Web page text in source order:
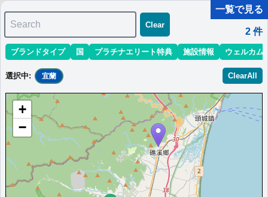
マリオット最新情報ホテル情報(アジア)ホテル特典攻略
1 - 2 件 / 全 2 件
並び替え: 最低価格目安 開業時期 エリア 地域
フォーポイントバイシェラトン・宜蘭礁溪
イーランに位置する温泉リラクゼーション施設です。アクセスが
良好な立地で、快適なご宿泊をお楽しみいただけます。
台湾宜蘭
一覧で見る
Search
Clear
2 件
ブランドタイプ 国 プラチナエリート特典 施設情報 ウェルカム
選択中: 宜蘭 ClearAll
+
−